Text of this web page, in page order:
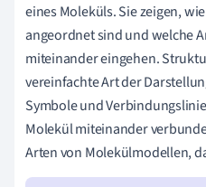
eines Moleküls. Sie zeigen,
angeordnet sind und welche
miteinander eingehen.
vereinfachte Art der
Symbole und
Molekül miteinander
Arten von Molekülmodellen,